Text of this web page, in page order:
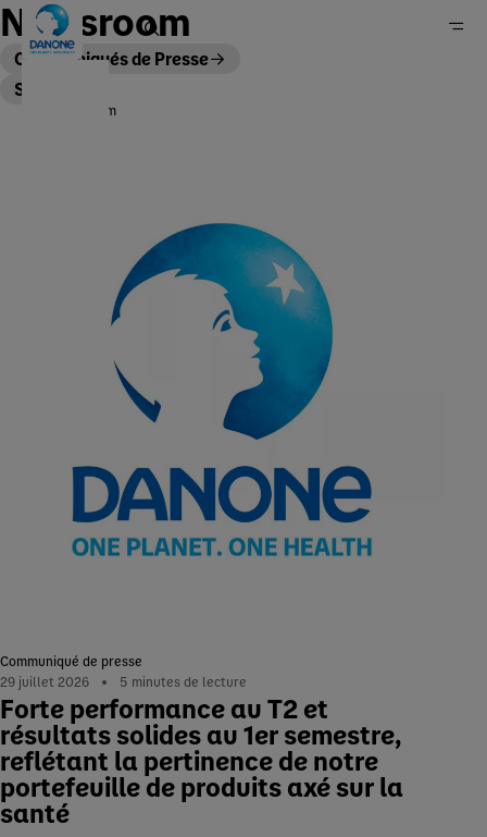
Newsroom
Newsroom
Communiqués de Presse
Stories
Communiqué de presse
29 juillet 2026
5 minutes de lecture
Forte performance au T2 et
résultats solides au 1er semestre,
reflétant la pertinence de notre
portefeuille de produits axé sur la
santé